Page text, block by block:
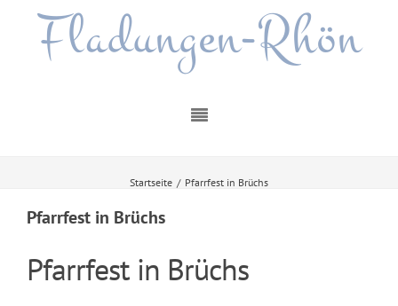
Fladungen-Rhön
Startseite / Pfarrfest in Brüchs
Pfarrfest in Brüchs
Pfarrfest in Brüchs